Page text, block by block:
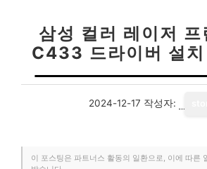
삼성 컬러 레이저
C433 드라이버 설치
2024-12-17 작성자:
이 포스팅은 파트너스 활동의 일환으로, 이에 따른